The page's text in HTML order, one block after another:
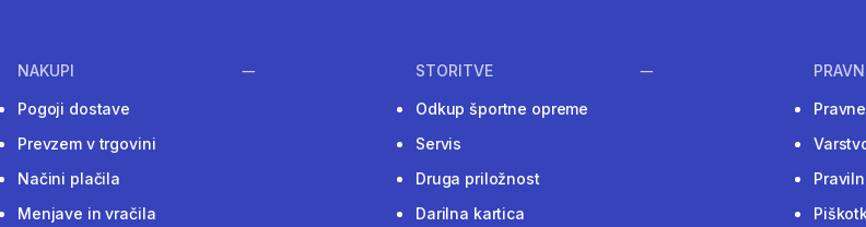
NAKUPI
Pogoji dostave
Prevzem v trgovini
Načini plačila
Menjave in vračila
STORITVE
Odkup športne opreme
Servis
Druga priložnost
Darilna kartica